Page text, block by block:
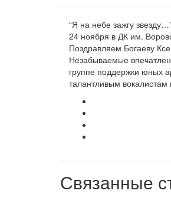
“Я на небе зажгу
24 ноября в ДК им.
Поздравляем Богаеву
Незабываемые
группе поддержки юных
талантливым вокалистам
Связанные